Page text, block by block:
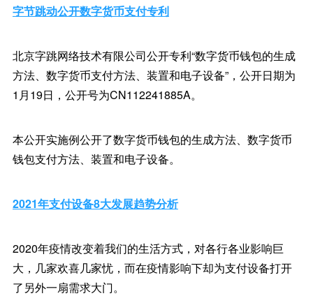
字节跳动公开数字货币支付专利
北京字跳网络技术有限公司公开专利“数字货币钱包的生成
方法、数字货币支付方法、装置和电子设备”，公开日期为
1月19日，公开号为CN112241885A。
本公开实施例公开了数字货币钱包的生成方法、数字货币
钱包支付方法、装置和电子设备。
2021年支付设备8大发展趋势分析
2020年疫情改变着我们的生活方式，对各行各业影响巨
大，几家欢喜几家忧，而在疫情影响下却为支付设备打开
了另外一扇需求大门。